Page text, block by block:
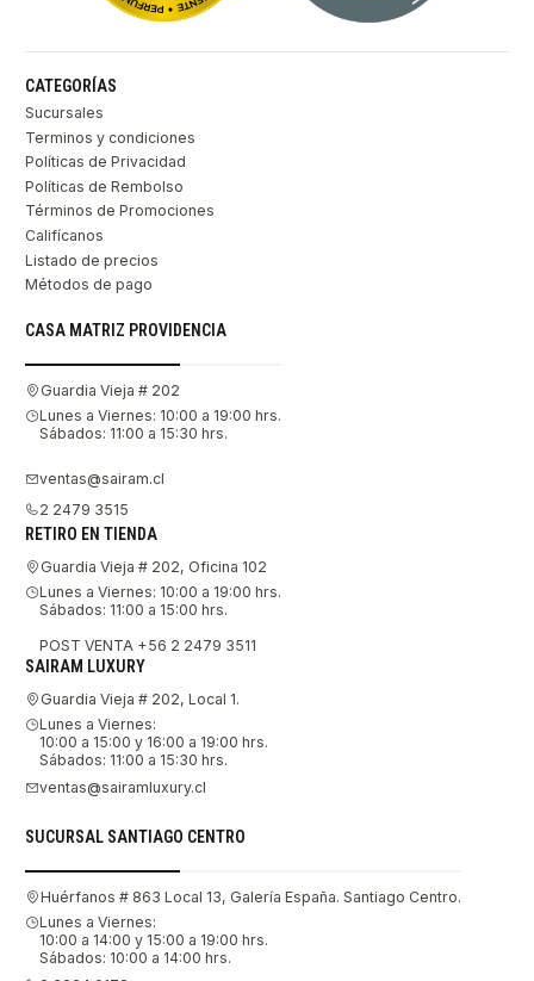
CATEGORÍAS
Sucursales
Terminos y condiciones
Políticas de Privacidad
Políticas de Rembolso
Términos de Promociones
Califícanos
Listado de precios
Métodos de pago
CASA MATRIZ PROVIDENCIA
Guardia Vieja # 202
Lunes a Viernes: 10:00 a 19:00 hrs.
Sábados: 11:00 a 15:30 hrs.
ventas@sairam.cl
2 2479 3515
RETIRO EN TIENDA
Guardia Vieja # 202, Oficina 102
Lunes a Viernes: 10:00 a 19:00 hrs.
Sábados: 11:00 a 15:00 hrs.
POST VENTA +56 2 2479 3511
SAIRAM LUXURY
Guardia Vieja # 202, Local 1.
Lunes a Viernes:
10:00 a 15:00 y 16:00 a 19:00 hrs.
Sábados: 11:00 a 15:30 hrs.
ventas@sairamluxury.cl
SUCURSAL SANTIAGO CENTRO
Huérfanos # 863 Local 13, Galería España. Santiago Centro.
Lunes a Viernes:
10:00 a 14:00 y 15:00 a 19:00 hrs.
Sábados: 10:00 a 14:00 hrs.